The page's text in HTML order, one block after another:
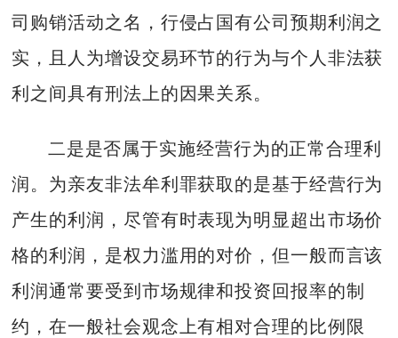
司购销活动之名，行侵占国有公司预期利润之
实，且人为增设交易环节的行为与个人非法获
利之间具有刑法上的因果关系。
二是是否属于实施经营行为的正常合理利
润。为亲友非法牟利罪获取的是基于经营行为
产生的利润，尽管有时表现为明显超出市场价
格的利润，是权力滥用的对价，但一般而言该
利润通常要受到市场规律和投资回报率的制
约，在一般社会观念上有相对合理的比例限